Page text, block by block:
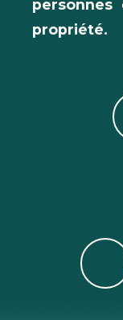
personnes
propriété.